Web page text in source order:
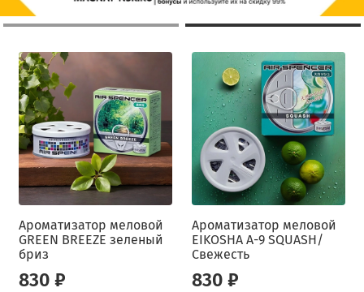
Ароматизатор меловой
GREEN BREEZE зеленый
бриз
830 ₽
Ароматизатор меловой
EIKOSHA A-9 SQUASH/
Свежесть
830 ₽